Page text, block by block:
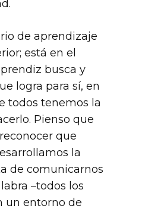
de aprendizaje
está en el
busca y
logra para sí, en
todos tenemos la
Pienso que
que
la
de comunicarnos
–todos los
un entorno de